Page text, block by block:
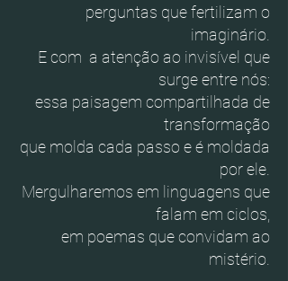
perguntas que fertilizam o
imaginário.
E com a atenção ao invisível que
surge entre nós:
essa paisagem compartilhada de
transformação
que molda cada passo e é moldada
por ele.
Mergulharemos em linguagens que
falam em ciclos,
em poemas que convidam ao
mistério.